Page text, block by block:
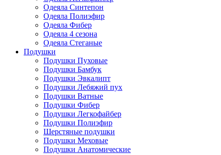
Одеяла Синтепон
Одеяла Полиэфир
Одеяла Фибер
Одеяла 4 сезона
Одеяла Стеганые
Подушки
Подушки Пуховые
Подушки Бамбук
Подушки Эвкалипт
Подушки Лебяжий пух
Подушки Ватные
Подушки Фибер
Подушки Легкофайбер
Подушки Полиэфир
Шерстяные подушки
Подушки Меховые
Подушки Анатомические